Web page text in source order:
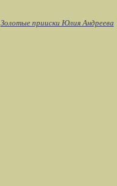
Золотые прииски Юлия Андреева